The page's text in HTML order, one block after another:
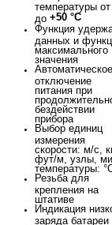
температуры
до +50 °С
Функция
данных и
максимального
значения
Автоматическое
отключение
питания при
бездействии
прибора
Выбор единиц
измерения
скорости: м/с,
фут/м, узлы,
температуры:
Резьба для
крепления на
штативе
Индикация
заряда батареи